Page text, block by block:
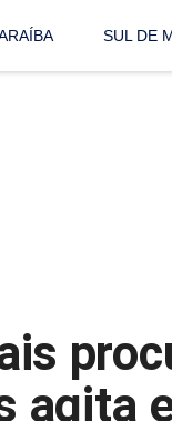
SUL DE
agita